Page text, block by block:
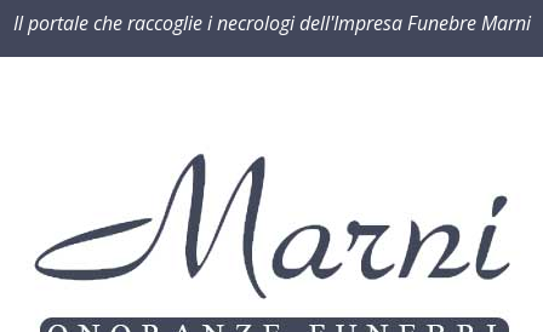
Il portale che raccoglie i necrologi dell'Impresa Funebre Marni